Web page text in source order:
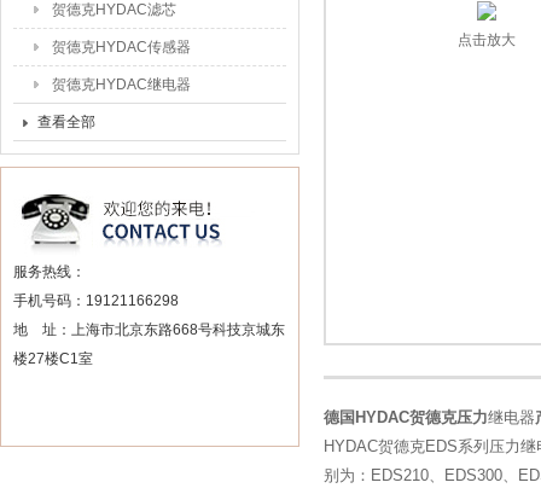
贺德克HYDAC滤芯
贺德克HYDAC传感器
贺德克HYDAC继电器
查看全部
服务热线：
手机号码：19121166298
地 址：上海市北京东路668号科技京城东
楼27楼C1室
点击放大
德国HYDAC贺德克压力继电器
HYDAC贺德克EDS系列压力
别为：EDS210、EDS300、